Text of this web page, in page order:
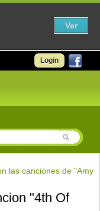
Login
las canciones de "Amy
"4th Of
Ver